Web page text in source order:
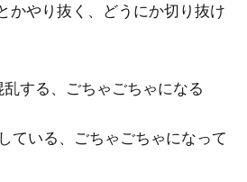
かやり抜く、どうにか切り抜け
する、ごちゃごちゃになる
ている、ごちゃごちゃになって